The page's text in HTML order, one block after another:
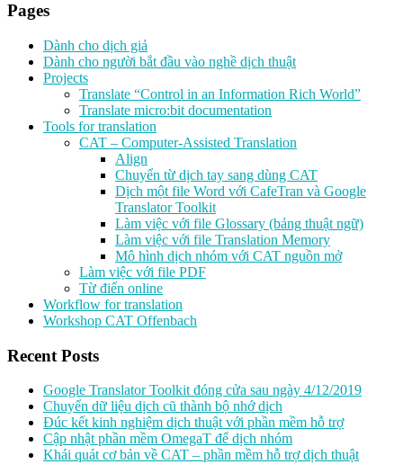
Pages
Dành cho dịch giả
Dành cho người bắt đầu vào nghề dịch thuật
Projects
Translate “Control in an Information Rich World”
Translate micro:bit documentation
Tools for translation
CAT – Computer-Assisted Translation
Align
Chuyển từ dịch tay sang dùng CAT
Dịch một file Word với CafeTran và Google
Translator Toolkit
Làm việc với file Glossary (bảng thuật ngữ)
Làm việc với file Translation Memory
Mô hình dịch nhóm với CAT nguồn mở
Làm việc với file PDF
Từ điển online
Workflow for translation
Workshop CAT Offenbach
Recent Posts
Google Translator Toolkit đóng cửa sau ngày 4/12/2019
Chuyển dữ liệu dịch cũ thành bộ nhớ dịch
Đúc kết kinh nghiệm dịch thuật với phần mềm hỗ trợ
Cập nhật phần mềm OmegaT để dịch nhóm
Khái quát cơ bản về CAT – phần mềm hỗ trợ dịch thuật